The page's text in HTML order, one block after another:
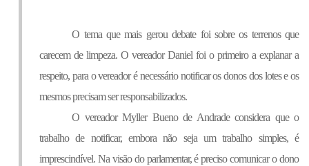
O tema que mais gerou debate foi sobre os terrenos que
carecem de limpeza. O vereador Daniel foi o primeiro a explanar a
respeito, para o vereador é necessário notificar os donos dos lotes e os
mesmos precisam ser responsabilizados.
O vereador Myller Bueno de Andrade considera que o
trabalho de notificar, embora não seja um trabalho simples, é
imprescindível. Na visão do parlamentar, é preciso comunicar o dono